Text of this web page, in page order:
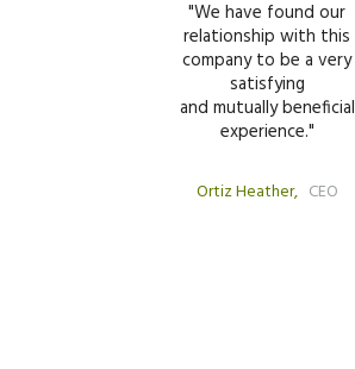
We have found our
relationship with this
company to be a very
satisfying
and mutually beneficial
experience.
Ortiz Heather CEO